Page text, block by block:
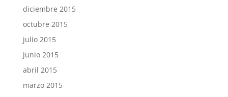
diciembre 2015
octubre 2015
julio 2015
junio 2015
abril 2015
marzo 2015